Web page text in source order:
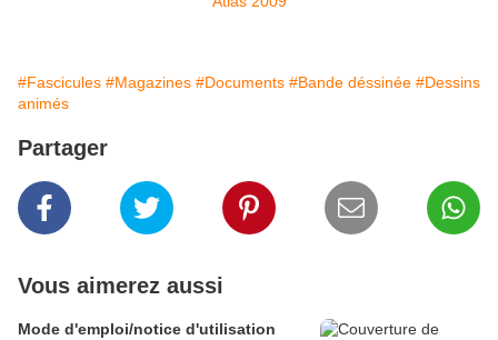
#Fascicules #Magazines #Documents #Bande déssinée #Dessins
animés
Partager
Vous aimerez aussi
Mode d'emploi/notice d'utilisation